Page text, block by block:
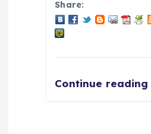
Share:
Continue reading